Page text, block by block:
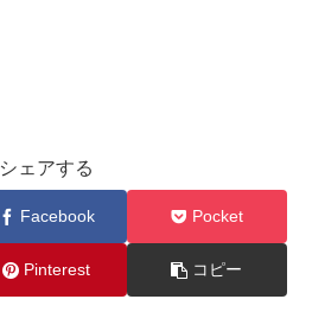
シェアする
Facebook Pocket
Pinterest コピー